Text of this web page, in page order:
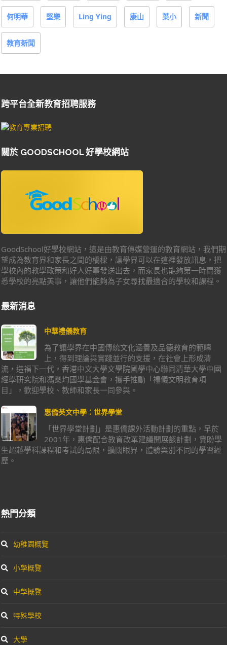
何明華 堅樂 Ling Ying 康山 葉小 新聞
教育新聞
跨平台全新教育招聘服務
關於 GOODSCHOOL 好學校網站
GoodSchool好學校網站，這是由教育傳媒營運的教育網站，我們期
望成為教育界和家長之間的橋樑，讓學界可以在這裡發放訊息，把
學校內的教學政策和好人好事發送出去，而家長也能夠第一時間獲
悉學校的亮點美事，讓他們能夠為子女尋找最適合的學校和課程。
最新消息
中華禮儀教育
為了讓學界在中國傳統文化涵養及品德教育的範疇
上，得到理論與實踐並行的支援，在社會上形成清
流，造福下一代，香港中文大學文學院國學中心聯同清華大學中國
經學研究院和馮燊均國學基金會，攜手推動「禮儀文明教育項
目」，歡迎學校、教師和家長一同參與。
惠僑英文中學：世界學堂
「世界學堂計劃」是惠僑課外活動計劃的重點，早於
2001年，惠僑配合教育改革建議開展該計劃，冀盼學
生超越學科課程和考試的局限，擴闊眼界，體驗與別不同的學習經
歷。
熱門分類
幼稚園概覽
小學概覽
中學概覽
特殊學校
大學